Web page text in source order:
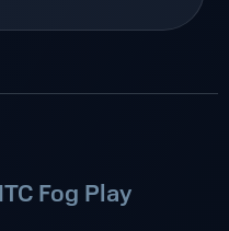
Fog Play